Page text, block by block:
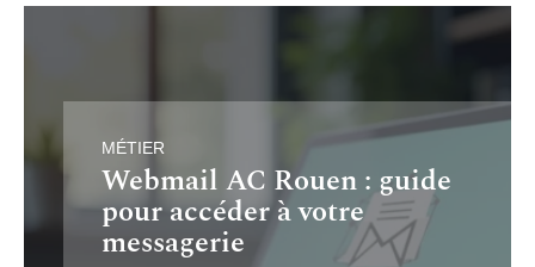
MÉTIER
Webmail AC Rouen : guide
pour accéder à votre
messagerie